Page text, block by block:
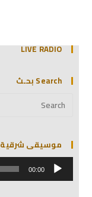
LIVE RADIO
Search بحـث
موسيقى شرقية
مشغل
الصوت 00:00